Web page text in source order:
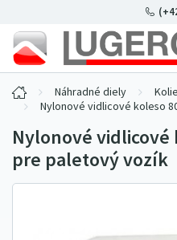
Náhradné diely
Nylonové vidlicové koleso
Nylonové vidlicové
pre paletový vozík